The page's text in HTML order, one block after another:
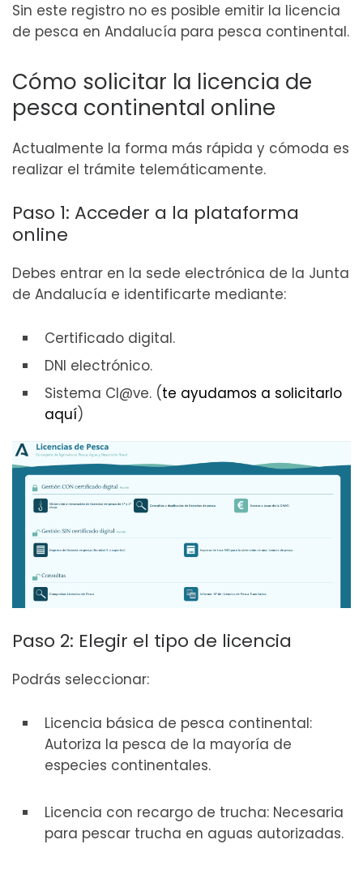
Sin este registro no es posible emitir la licencia
de pesca en Andalucía para pesca continental.
Cómo solicitar la licencia de
pesca continental online
Actualmente la forma más rápida y cómoda es
realizar el trámite telemáticamente.
Paso 1: Acceder a la plataforma
online
Debes entrar en la sede electrónica de la Junta
de Andalucía e identificarte mediante:
Certificado digital.
DNI electrónico.
Sistema Cl@ve. (te ayudamos a solicitarlo
aquí)
Paso 2: Elegir el tipo de licencia
Podrás seleccionar:
Licencia básica de pesca continental:
Autoriza la pesca de la mayoría de
especies continentales.
Licencia con recargo de trucha: Necesaria
para pescar trucha en aguas autorizadas.